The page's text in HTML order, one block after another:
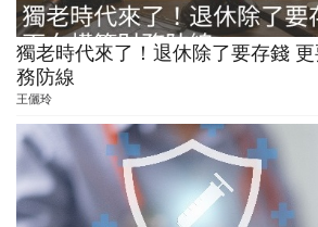
獨老時代來了！退休除了要存錢
務防線
王儷玲